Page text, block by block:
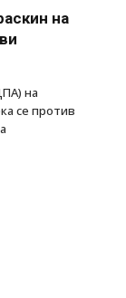
на
на
се против